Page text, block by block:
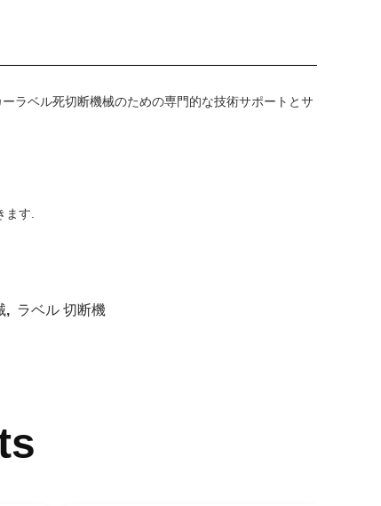
ラベル死切断機械のための専門的な技術サポートとサ
す.
, ラベル 切断機